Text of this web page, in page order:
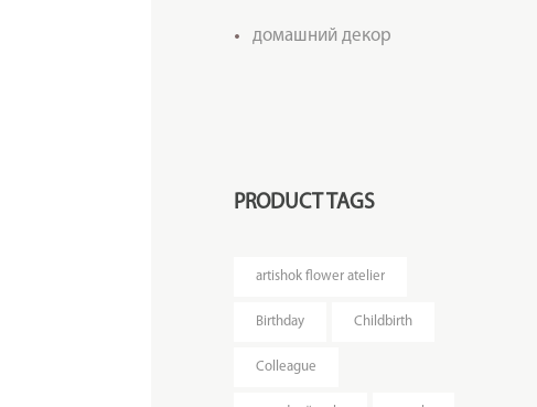
домашний декор
PRODUCT TAGS
artishok flower atelier
Birthday Childbirth
Colleague